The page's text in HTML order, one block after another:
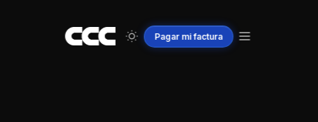
Pagarmifactura